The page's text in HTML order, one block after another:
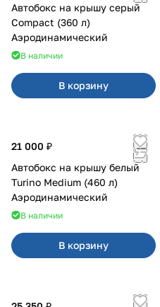
Автобокс на крышу серый
Compact (360 л)
Аэродинамический
В наличии
В корзину
21 000 ₽
Автобокс на крышу белый
Turino Medium (460 л)
Аэродинамический
В наличии
В корзину